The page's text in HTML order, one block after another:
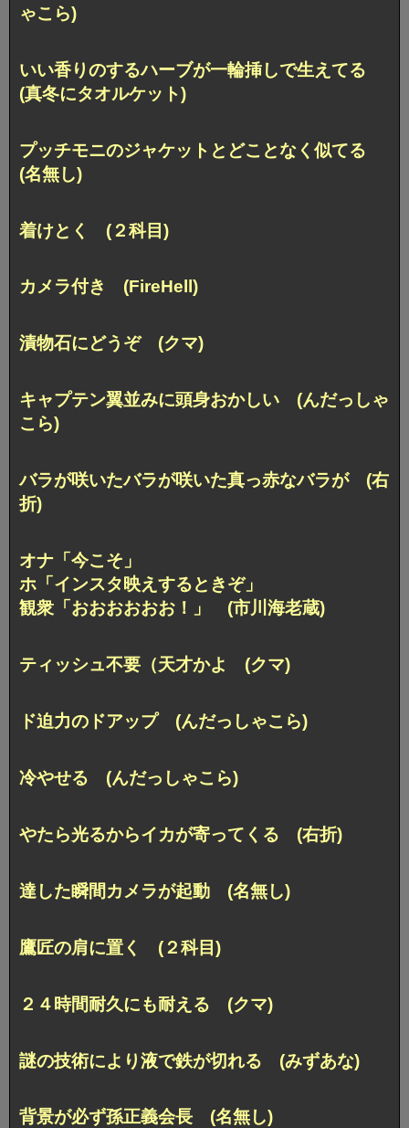
ゃこら)
いい香りのするハーブが一輪挿しで生えてる
(真冬にタオルケット)
プッチモニのジャケットとどことなく似てる
(名無し)
着けとく (２科目)
カメラ付き (FireHell)
漬物石にどうぞ (クマ)
キャプテン翼並みに頭身おかしい (んだっしゃ
こら)
バラが咲いたバラが咲いた真っ赤なバラが (右
折)
オナ「今こそ」
ホ「インスタ映えするときぞ」
観衆「おおおおおお！」 (市川海老蔵)
ティッシュ不要（天才かよ (クマ)
ド迫力のドアップ (んだっしゃこら)
冷やせる (んだっしゃこら)
やたら光るからイカが寄ってくる (右折)
達した瞬間カメラが起動 (名無し)
鷹匠の肩に置く (２科目)
２４時間耐久にも耐える (クマ)
謎の技術により液で鉄が切れる (みずあな)
背景が必ず孫正義会長 (名無し)